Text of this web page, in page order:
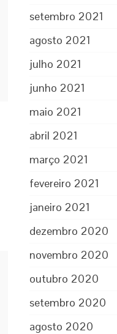
setembro 2021
agosto 2021
julho 2021
junho 2021
maio 2021
abril 2021
março 2021
fevereiro 2021
janeiro 2021
dezembro 2020
novembro 2020
outubro 2020
setembro 2020
agosto 2020